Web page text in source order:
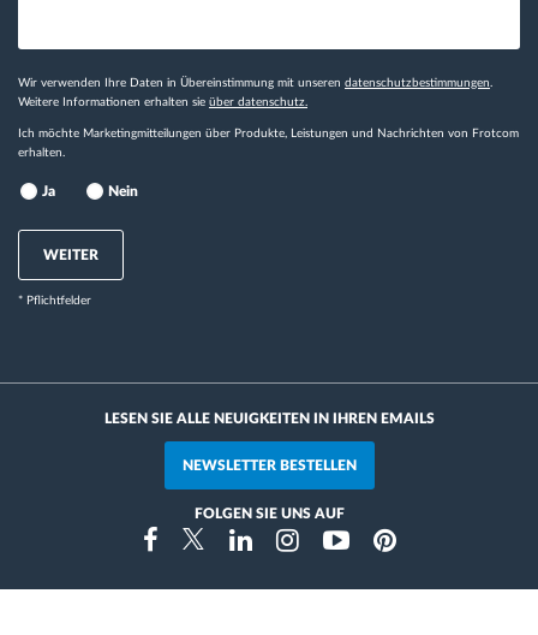
Wir verwenden Ihre Daten in Übereinstimmung mit unseren datenschutzbestimmungen
Weitere Informationen erhalten sie über datenschutz.
Ich möchte Marketingmitteilungen über Produkte, Leistungen und Nachrichten von Frotcom
erhalten.
Ja Nein
WEITER
* Pflichtfelder
LESEN SIE ALLE NEUIGKEITEN IN IHREN EMAILS
NEWSLETTER BESTELLEN
FOLGEN SIE UNS AUF
FacebookTwitterLinkedinInstragramYoutubePinterest